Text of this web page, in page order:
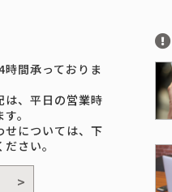
間承っておりま
は、平日の営業時
。
せについては、下
さい。